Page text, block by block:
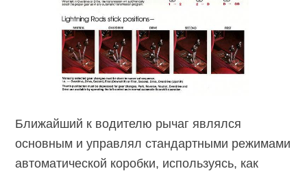
Ближайший к водителю рычаг являлся
основным и управлял стандартными режимами
автоматической коробки, используясь, как